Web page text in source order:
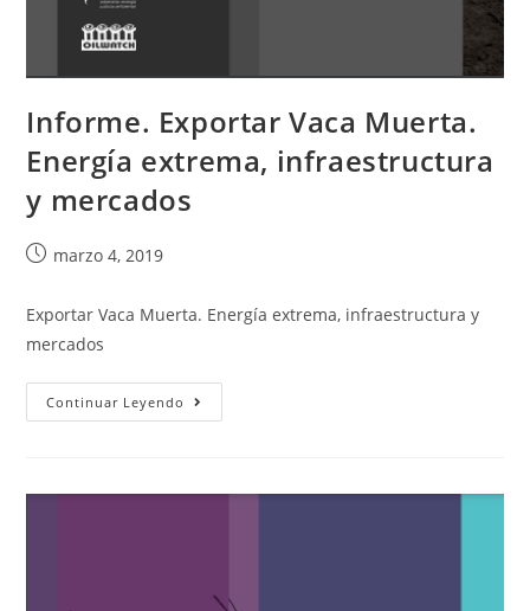
Informe. Exportar Vaca Muerta.
Energía extrema, infraestructura
y mercados
marzo 4, 2019
Exportar Vaca Muerta. Energía extrema, infraestructura y
mercados
Continuar Leyendo